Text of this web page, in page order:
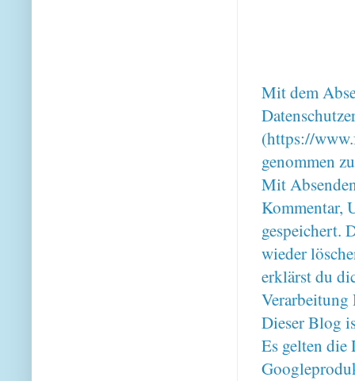
Mit dem
(https://
genommen
Mit
Kommentar,
gespeichert.
wieder
erklärst du
Verarbeitung
Dieser Blog
Es gelten